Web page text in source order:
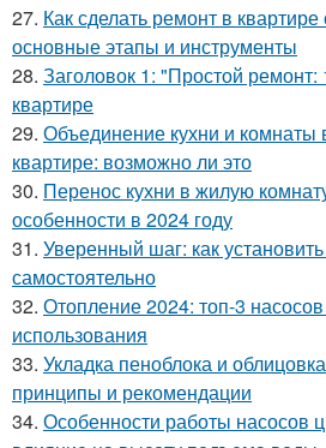
27. Как сделать ремонт в
основные этапы и инструменты
28. Заголовок 1: "Простой
квартире
29. Объединение кухни и комнаты
квартире: возможно ли это
30. Перенос кухни в жилую
особенности в 2024 году
31. Уверенный шаг: как
самостоятельно
32. Отопление 2024: топ-3
использования
33. Укладка пеноблока и
принципы и рекомендации
34. Особенности работы насосов